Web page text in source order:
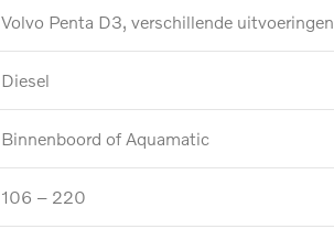
Volvo Penta D3, verschillende uitvoeringen
Diesel
Binnenboord of Aquamatic
106 – 220